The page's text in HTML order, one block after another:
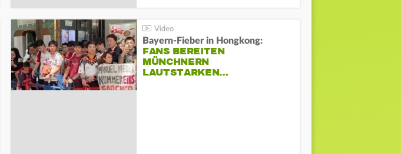
Bayern-Fieber in Hongkong:
FANS BEREITEN
MÜNCHNERN
LAUTSTARKEN…